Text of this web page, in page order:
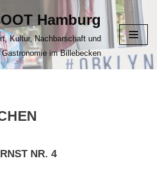
Hamburg
Kultur, Nachbarschaft und
Gastronomie im Billebecken
NR. 4